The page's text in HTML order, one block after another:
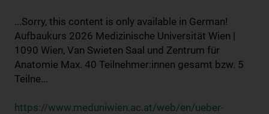
...Sorry, this content is only available in German!
Aufbaukurs 2026 Medizinische Universität Wien |
1090 Wien, Van Swieten Saal und Zentrum für
Anatomie Max. 40 Teilnehmer:innen gesamt bzw. 5
Teilne...
https://www.meduniwien.ac.at/web/en/ueber-